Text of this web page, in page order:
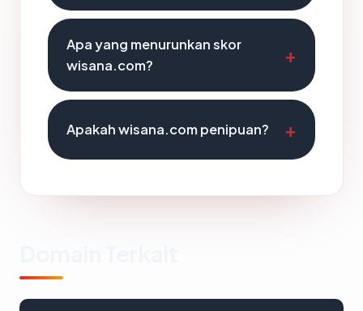
Apa yang menurunkan skor
wisana.com?
Apakah wisana.com penipuan?